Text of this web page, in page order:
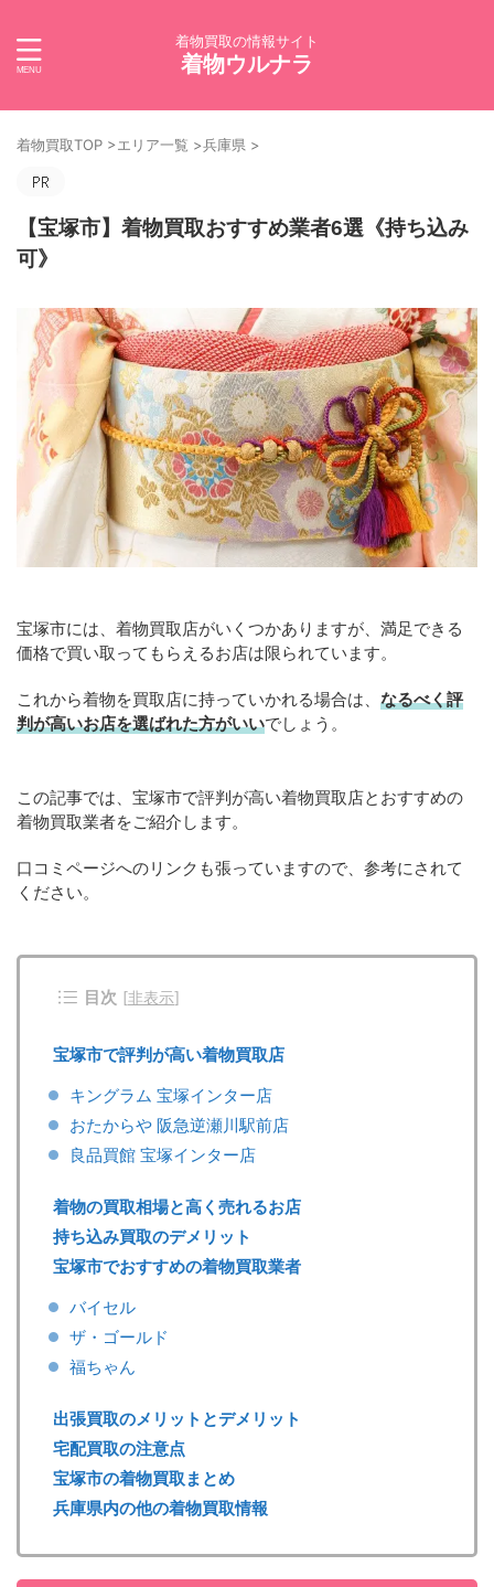
着物買取の情報サイト
着物ウルナラ
着物買取TOP >エリア一覧 >兵庫県 >
【宝塚市】着物買取おすすめ業者6選《持ち込み
可》
宝塚市には、着物買取店がいくつかありますが、満足できる
価格で買い取ってもらえるお店は限られています。
これから着物を買取店に持っていかれる場合は、 なるべく評
判が高いお店を選ばれた方がいいでしょう。
この記事では、宝塚市で評判が高い着物買取店とおすすめの
着物買取業者をご紹介します。
口コミページへのリンクも張っていますので、参考にされて
ください。
目次 [非表示]
宝塚市で評判が高い着物買取店
キングラム 宝塚インター店
おたからや 阪急逆瀬川駅前店
良品買館 宝塚インター店
着物の買取相場と高く売れるお店
持ち込み買取のデメリット
宝塚市でおすすめの着物買取業者
バイセル
ザ・ゴールド
福ちゃん
出張買取のメリットとデメリット
宅配買取の注意点
宝塚市の着物買取まとめ
兵庫県内の他の着物買取情報